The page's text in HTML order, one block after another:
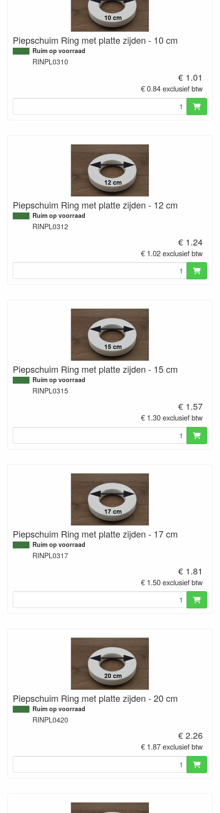
Piepschuim Ring met platte zijden - 10 cm
Ruim op voorraad
RINPL0310
€ 1.01
€ 0.84 exclusief btw
Piepschuim Ring met platte zijden - 12 cm
Ruim op voorraad
RINPL0312
€ 1.24
€ 1.02 exclusief btw
Piepschuim Ring met platte zijden - 15 cm
Ruim op voorraad
RINPL0315
€ 1.57
€ 1.30 exclusief btw
Piepschuim Ring met platte zijden - 17 cm
Ruim op voorraad
RINPL0317
€ 1.81
€ 1.50 exclusief btw
Piepschuim Ring met platte zijden - 20 cm
Ruim op voorraad
RINPL0420
€ 2.26
€ 1.87 exclusief btw